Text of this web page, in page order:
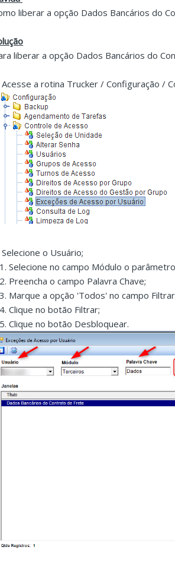
liberar a opção Dados Bancários do
liberar a opção Dados Bancários do
Acesse a rotina Trucker / Configuração /
Selecione o Usuário;
Selecione no campo Módulo o
Preencha o campo Palavra Chave;
Marque a opção 'Todos' no campo
Clique no botão Filtrar;
Clique no botão Desbloquear.